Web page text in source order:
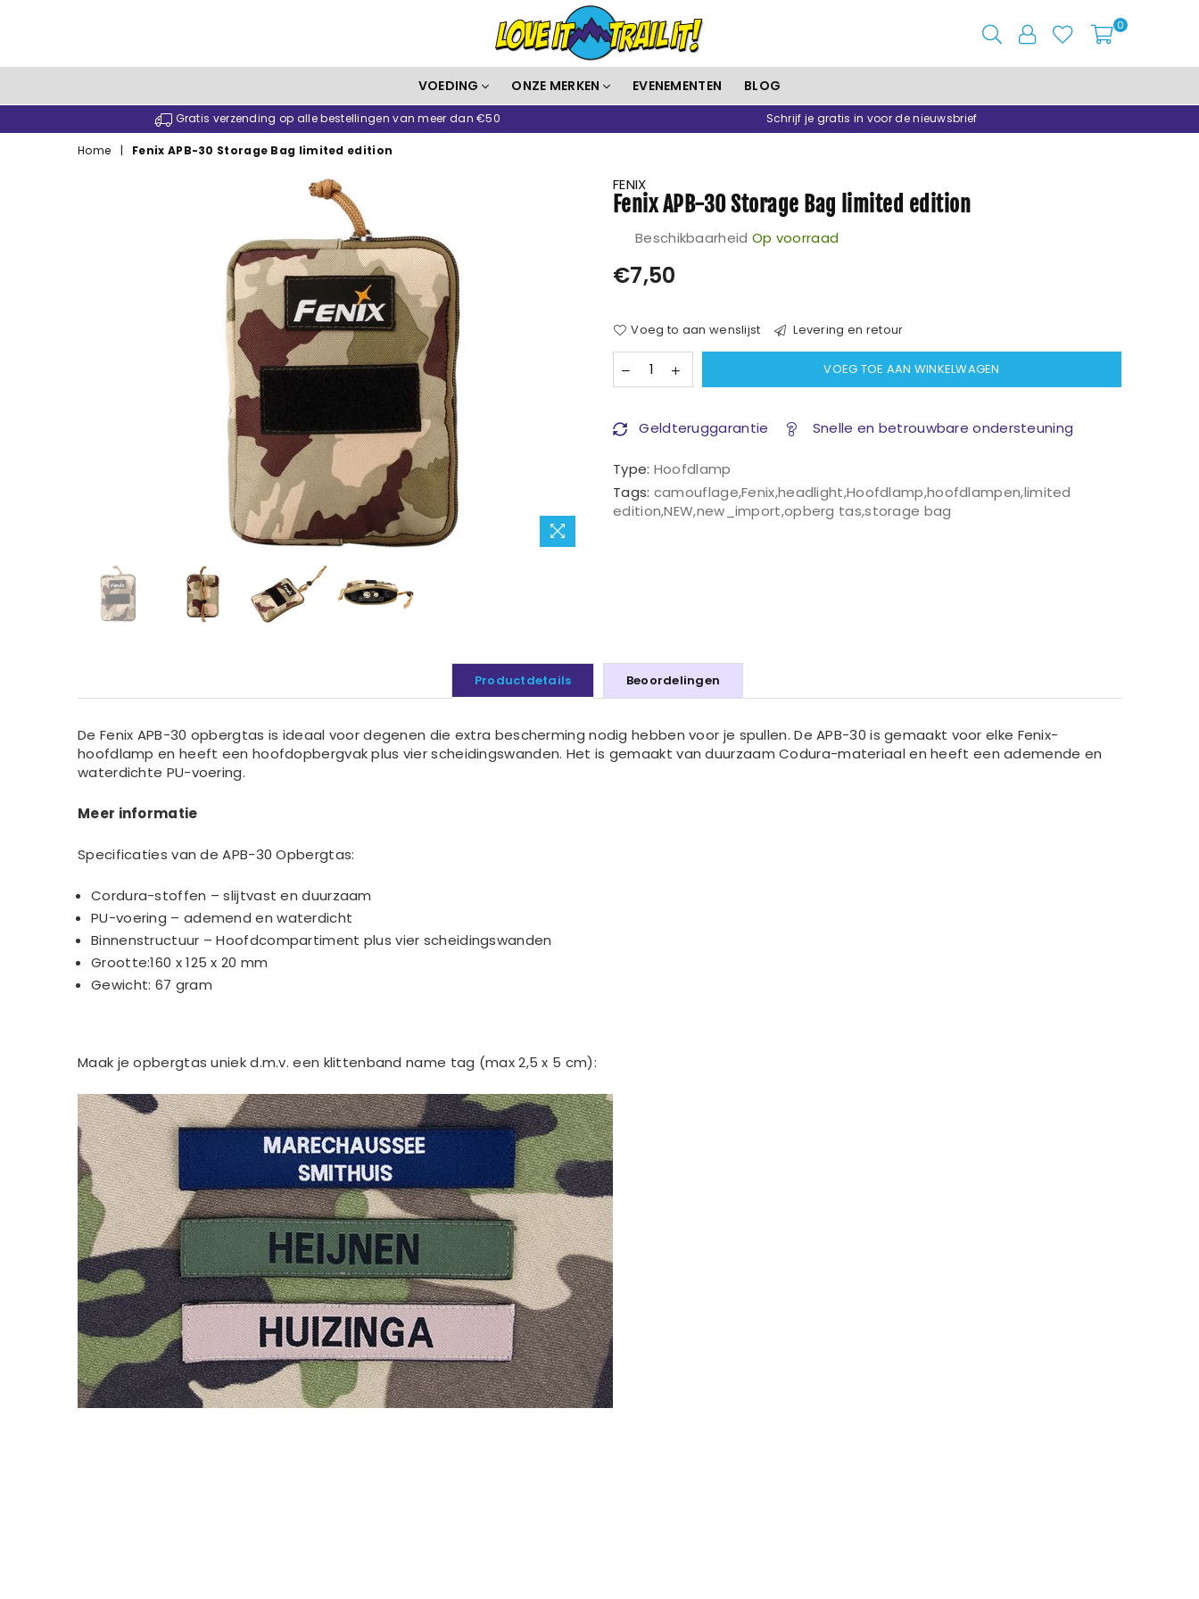
Love
It
Trail
0
VOEDING ONZE MERKEN EVENEMENTEN BLOG
Gratis verzending op alle bestellingen van meer dan €50 Schrijf je gratis in voor de nieuwsbrief
Home | Fenix APB-30 Storage Bag limited edition
FENIX
Fenix APB-30 Storage Bag limited edition
Beschikbaarheid Op voorraad
Prijs
€7,50
Voeg to aan wenslijst Levering en retour
VOEG TOE AAN WINKELWAGEN
Geldteruggarantie Snelle en betrouwbare ondersteuning
Type: Hoofdlamp
Tags: camouflage,Fenix,headlight,Hoofdlamp,hoofdlampen,limited
edition,NEW,new_import,opberg tas,storage bag
Productdetails Beoordelingen
De Fenix ​​APB-30 opbergtas is ideaal voor degenen die extra bescherming nodig hebben voor je spullen. De APB-30 is gemaakt voor elke Fenix-
hoofdlamp en heeft een hoofdopbergvak plus vier scheidingswanden. Het is gemaakt van duurzaam Codura-materiaal en heeft een ademende en
waterdichte PU-voering.
Meer informatie
Specificaties van de APB-30 Opbergtas:
Cordura-stoffen – slijtvast en duurzaam
PU-voering – ademend en waterdicht
Binnenstructuur – Hoofdcompartiment plus vier scheidingswanden
Grootte:160 x 125 x 20 mm
Gewicht: 67 gram
Maak je opbergtas uniek d.m.v. een klittenband name tag (max 2,5 x 5 cm):